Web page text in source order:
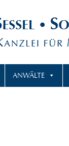
ANWÄLTE